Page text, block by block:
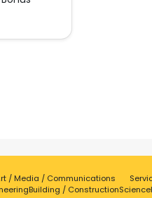
/ Media / Communications
Building / ConstructionScience